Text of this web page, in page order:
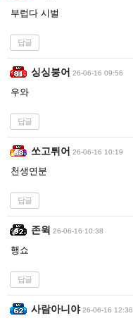
부럽다 시벌
답글
싱싱붕어 26-06-16 09:56
우와
답글
쏘고튀어 26-06-16 10:19
천생연분
답글
존윅 26-06-16 10:38
행쇼
답글
사람아니야 26-06-16 12:36